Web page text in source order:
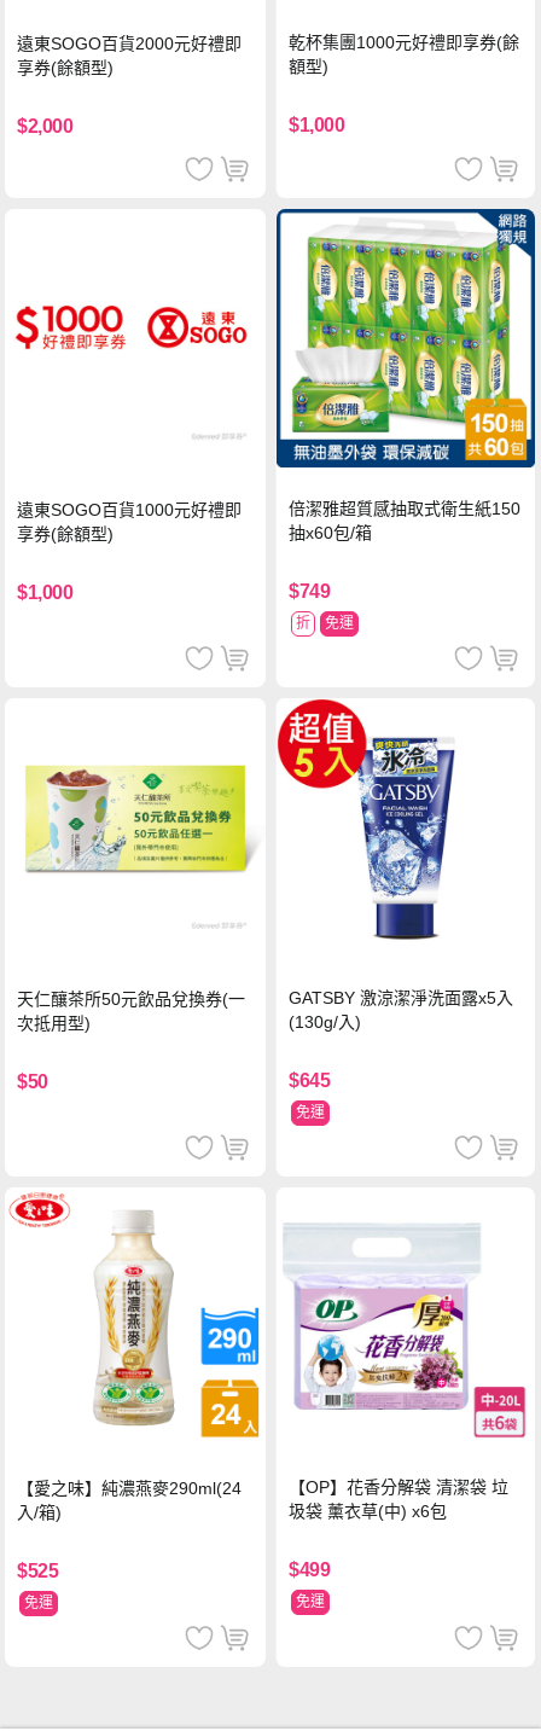
遠東SOGO百貨2000元好禮即
享券(餘額型)
$2,000
乾杯集團1000元好禮即享券(餘
額型)
$1,000
遠東SOGO百貨1000元好禮即
享券(餘額型)
$1,000
倍潔雅超質感抽取式衛生紙150
抽x60包/箱
$749
折 免運
天仁釀茶所50元飲品兌換券(一
次抵用型)
$50
GATSBY 激涼潔淨洗面露x5入
(130g/入)
$645
免運
【愛之味】純濃燕麥290ml(24
入/箱)
$525
免運
【OP】花香分解袋 清潔袋 垃
圾袋 薰衣草(中) x6包
$499
免運